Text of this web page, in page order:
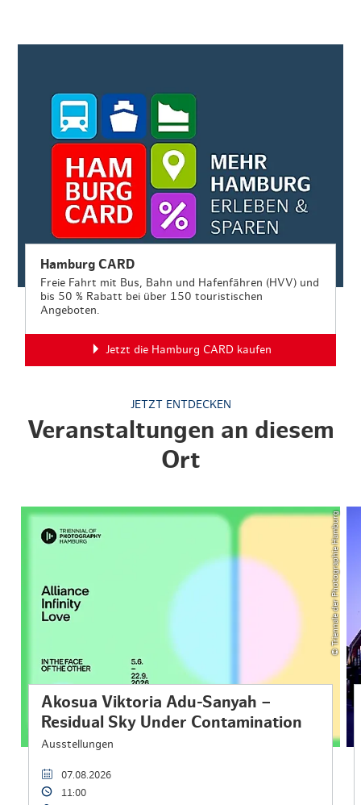
Hamburg CARD
Freie Fahrt mit Bus, Bahn und Hafenfähren (HVV) und
bis 50 % Rabatt bei über 150 touristischen
Angeboten.
Jetzt die Hamburg CARD kaufen
JETZT ENTDECKEN
Veranstaltungen an diesem
Ort
© Triennale der Photographie Hamburg
Akosua Viktoria Adu-Sanyah –
Residual Sky Under Contamination
Ausstellungen
07.08.2026
11:00